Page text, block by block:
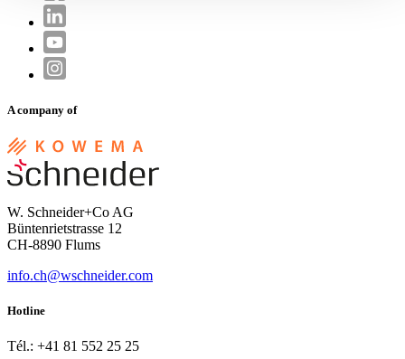
A company of
W. Schneider+Co AG
Büntenrietstrasse 12
CH-8890 Flums
info.ch@wschneider.com
Hotline
Tél.: +41 81 552 25 25